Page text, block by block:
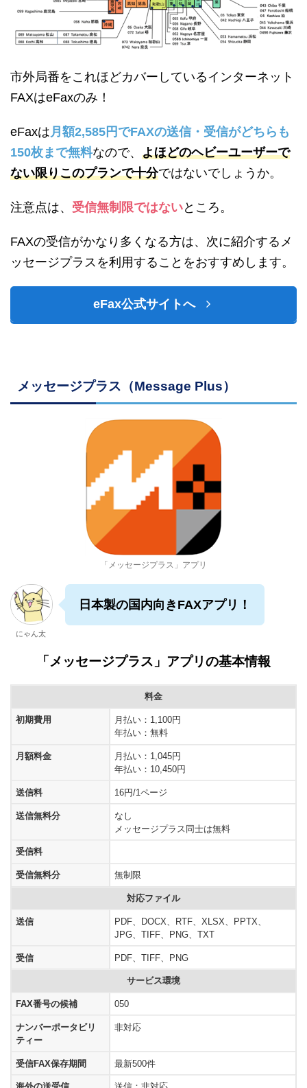
市外局番をこれほどカバーしているインターネット
FAXはeFaxのみ！
eFaxは月額2,585円でFAXの送信・受信がどちらも
150枚まで無料なので、 よほどのヘビーユーザーで
ない限りこのプランで十分ではないでしょうか。
注意点は、 受信無制限ではないところ。
FAXの受信がかなり多くなる方は、次に紹介するメ
ッセージプラスを利用することをおすすめします。
eFax公式サイトへ
メッセージプラス（Message Plus）
「メッセージプラス」アプリ
にゃん太
日本製の国内向きFAXアプリ！
「メッセージプラス」アプリの基本情報
料金
初期費用
月払い：1,100円
年払い：無料
月額料金
月払い：1,045円
年払い：10,450円
送信料 16円/1ページ
送信無料分
なし
メッセージプラス同士は無料
受信料
受信無料分 無制限
対応ファイル
送信
PDF、DOCX、RTF、XLSX、PPTX、
JPG、TIFF、PNG、TXT
受信 PDF、TIFF、PNG
サービス環境
FAX番号の候補 050
ナンバーポータビリ
ティー
非対応
受信FAX保存期間 最新500件